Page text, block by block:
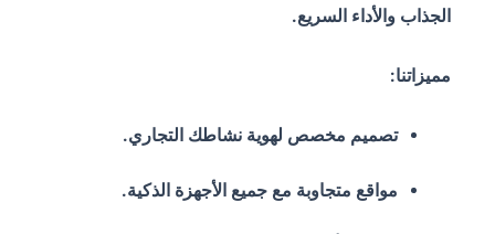
الجذاب والأداء السريع.
مميزاتنا:
تصميم مخصص لهوية نشاطك التجاري.
مواقع متجاوبة مع جميع الأجهزة الذكية.